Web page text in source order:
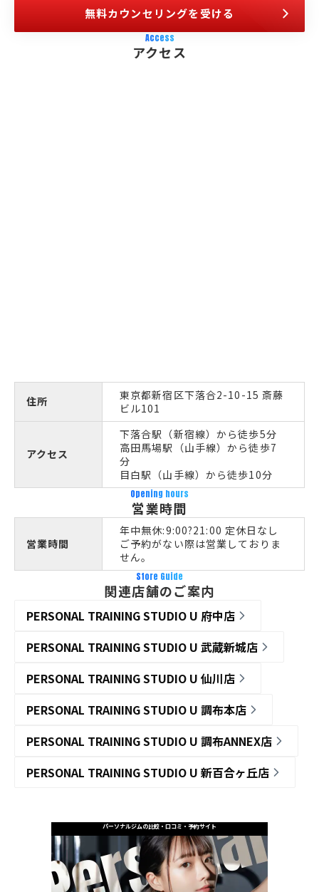
無料カウンセリングを受ける
Access
アクセス
住所
東京都新宿区下落合2-10-15 斎藤
ビル101
アクセス
下落合駅（新宿線）から徒歩5分
高田馬場駅（山手線）から徒歩7
分
目白駅（山手線）から徒歩10分
Opening hours
営業時間
営業時間
年中無休:9:00?21:00 定休日なし
ご予約がない際は営業しておりま
せん。
Store Guide
関連店舗のご案内
PERSONAL TRAINING STUDIO U 府中店
PERSONAL TRAINING STUDIO U 武蔵新城店
PERSONAL TRAINING STUDIO U 仙川店
PERSONAL TRAINING STUDIO U 調布本店
PERSONAL TRAINING STUDIO U 調布ANNEX店
PERSONAL TRAINING STUDIO U 新百合ヶ丘店
パーソナルジムの比較・口コミ・予約サイト